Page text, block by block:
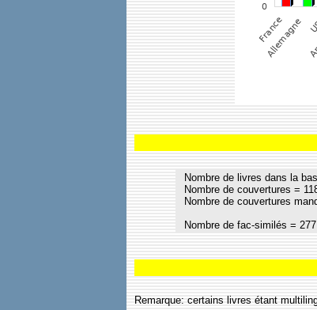
Nombre de livres dans la
Nombre de couvertures =
Nombre de couvertures
Nombre de fac-similés = 277
Remarque: certains livres étant